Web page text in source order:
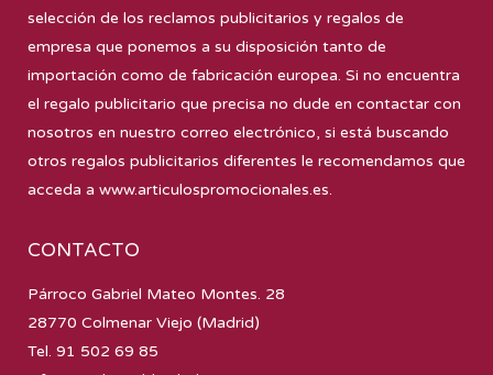
selección de los reclamos publicitarios y regalos de
empresa que ponemos a su disposición tanto de
importación como de fabricación europea. Si no encuentra
el regalo publicitario que precisa no dude en contactar con
nosotros en nuestro correo electrónico, si está buscando
otros regalos publicitarios diferentes le recomendamos que
acceda a www.articulospromocionales.es.
CONTACTO
Párroco Gabriel Mateo Montes. 28
28770 Colmenar Viejo (Madrid)
Tel. 91 502 69 85